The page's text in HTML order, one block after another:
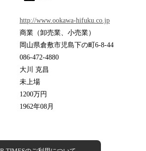
http://www.ookawa-hifuku.co.jp
商業（卸売業、小売業）
岡山県倉敷市児島下の町6-8-44
086-472-4880
大川 克昌
未上場
1200万円
1962年08月